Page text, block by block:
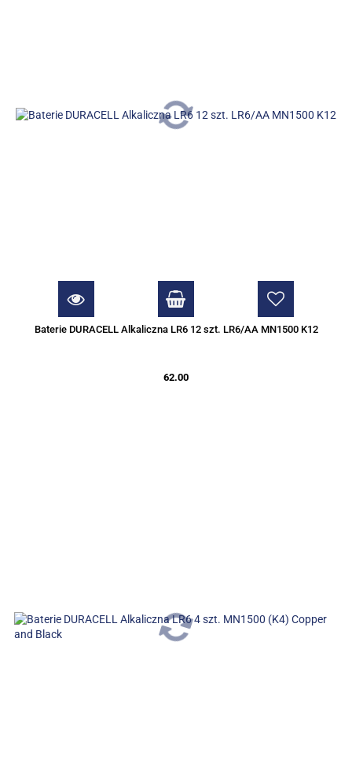
Baterie DURACELL Alkaliczna LR6 12 szt. LR6/AA MN1500 K12
62.00